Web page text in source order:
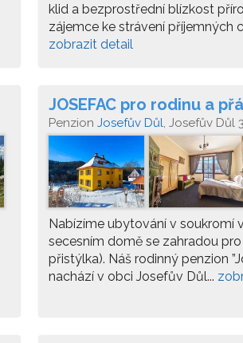
klid a bezprostřední blízkost
zájemce ke strávení příjemných
zobrazit detail
JOSEFAC pro rodinu a
Penzion Josefův Důl, Josefův Důl
Nabízíme ubytování v soukromí
secesním domě se zahradou pro
přistýlka). Náš rodinný penzion
nachází v obci Josefův Důl...